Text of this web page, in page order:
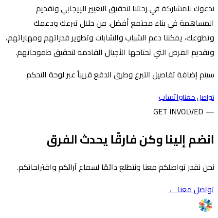
ندعوك للمشاركة في رحلتنا لتحقيق التغيير الإيجابي وتقديم
المساهمة في بناء مجتمع أفضل. من خلال تبرعك ودعمك
وتطوعك، يمكننا دعم الشباب والشابات وتطوير قدراتهم ومهاراتهم،
وتقديم الفرص التي تحتاجها الأجيال القادمة لتحقيق طموحاتهم.
سيتم إضافة تفاصيل التبرع وطرق الدفع قريباً عبر لوحة التحكم
تواصل معناواتساب
— GET INVOLVED
انضم إلينا وكن فارقًا يحدث الفرق
نحن نقدر تواصلكم معنا ونتطلع دائمًا لسماع آرائكم واقتراحاتكم.
تواصل معنا ←